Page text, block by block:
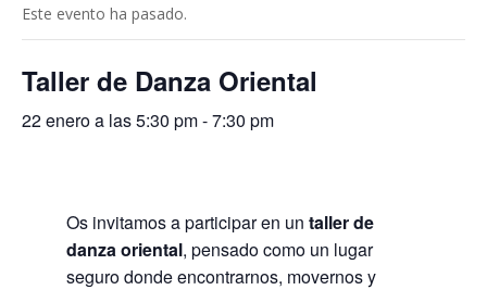
Este evento ha pasado.
Taller de Danza Oriental
22 enero a las 5:30 pm-7:30 pm
Os invitamos a participar en un taller de
danza oriental, pensado como un lugar
seguro donde encontrarnos, movernos y